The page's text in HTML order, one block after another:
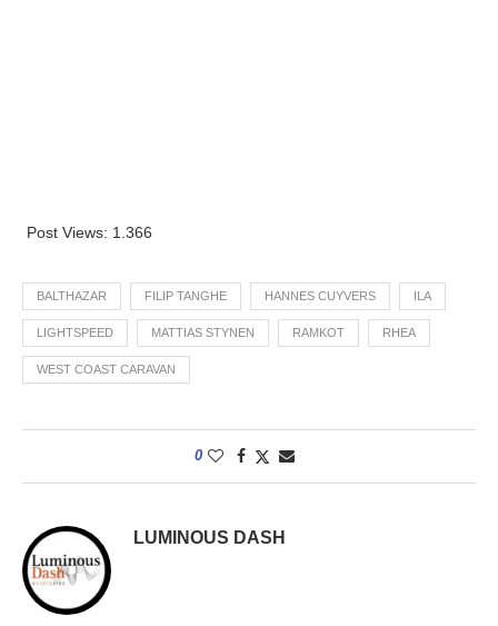
Post Views: 1.366
BALTHAZAR FILIP TANGHE HANNES CUYVERS ILA
LIGHTSPEED MATTIAS STYNEN RAMKOT RHEA
WEST COAST CARAVAN
0
LUMINOUS DASH